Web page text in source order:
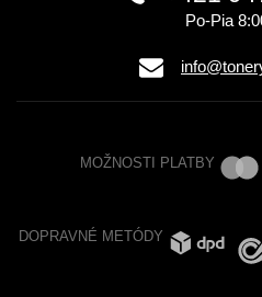
Po-Pia
MOŽNOSTI PLATBY
DOPRAVNÉ METÓDY